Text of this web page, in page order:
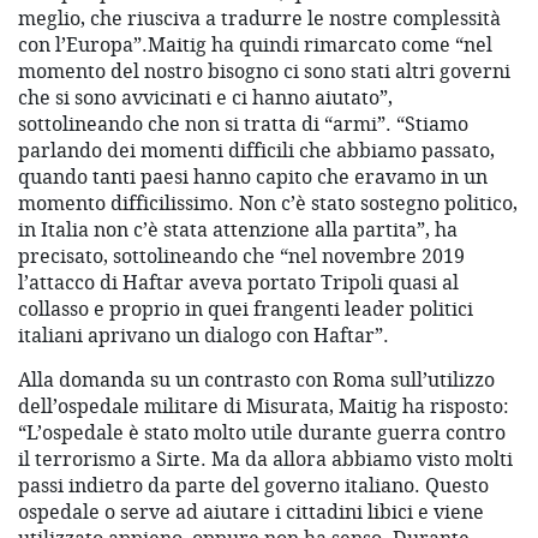
meglio, che riusciva a tradurre le nostre complessità
con l’Europa”.Maitig ha quindi rimarcato come “nel
momento del nostro bisogno ci sono stati altri governi
che si sono avvicinati e ci hanno aiutato”,
sottolineando che non si tratta di “armi”. “Stiamo
parlando dei momenti difficili che abbiamo passato,
quando tanti paesi hanno capito che eravamo in un
momento difficilissimo. Non c’è stato sostegno politico,
in Italia non c’è stata attenzione alla partita”, ha
precisato, sottolineando che “nel novembre 2019
l’attacco di Haftar aveva portato Tripoli quasi al
collasso e proprio in quei frangenti leader politici
italiani aprivano un dialogo con Haftar”.
Alla domanda su un contrasto con Roma sull’utilizzo
dell’ospedale militare di Misurata, Maitig ha risposto:
“L’ospedale è stato molto utile durante guerra contro
il terrorismo a Sirte. Ma da allora abbiamo visto molti
passi indietro da parte del governo italiano. Questo
ospedale o serve ad aiutare i cittadini libici e viene